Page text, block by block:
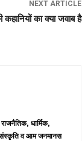
NEXT ARTICLE
कहानियों का क्या जवाब है
धार्मिक,
संस्कृति व आम जनमानस